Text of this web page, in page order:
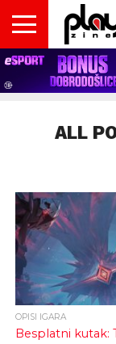
VESTI
MAGAZIN
PLAY!RETRO
PLAY!CAST
PLAY!CON
PLAY!BIZ
INSIDER
OPISI
IGARA
DOMAĆA
SCENA
INTERVJUI
GADGETS
FILM
& TV
KOLUMNE
ALL
OPISI IGARA
Besplatni kutak: